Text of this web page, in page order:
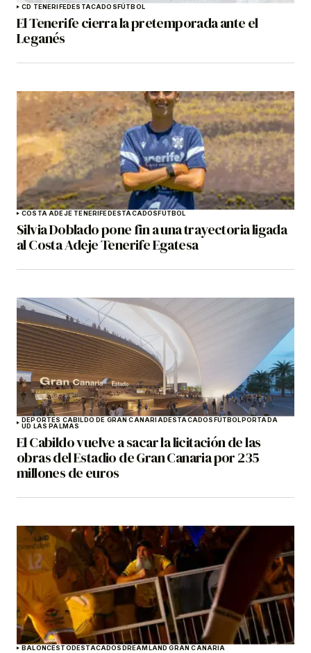
CD TENERIFEDESTACADOSFÚTBOL
El Tenerife cierra la pretemporada ante el
Leganés
COSTA ADEJE TENERIFEDESTACADOSFÚTBOL
Silvia Doblado pone fin a una trayectoria ligada
al Costa Adeje Tenerife Egatesa
DEPORTES CABILDO DE GRAN CANARIADESTACADOSFÚTBOLPORTADA
UD LAS PALMAS
El Cabildo vuelve a sacar la licitación de las
obras del Estadio de Gran Canaria por 235
millones de euros
BALONCESTODESTACADOSDREAMLAND GRAN CANARIA